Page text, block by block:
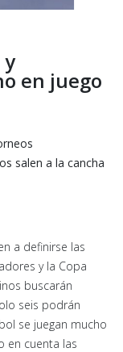
y
en juego
salen a la cancha
a definirse las
y la Copa
buscarán
seis podrán
se juegan mucho
en cuenta las